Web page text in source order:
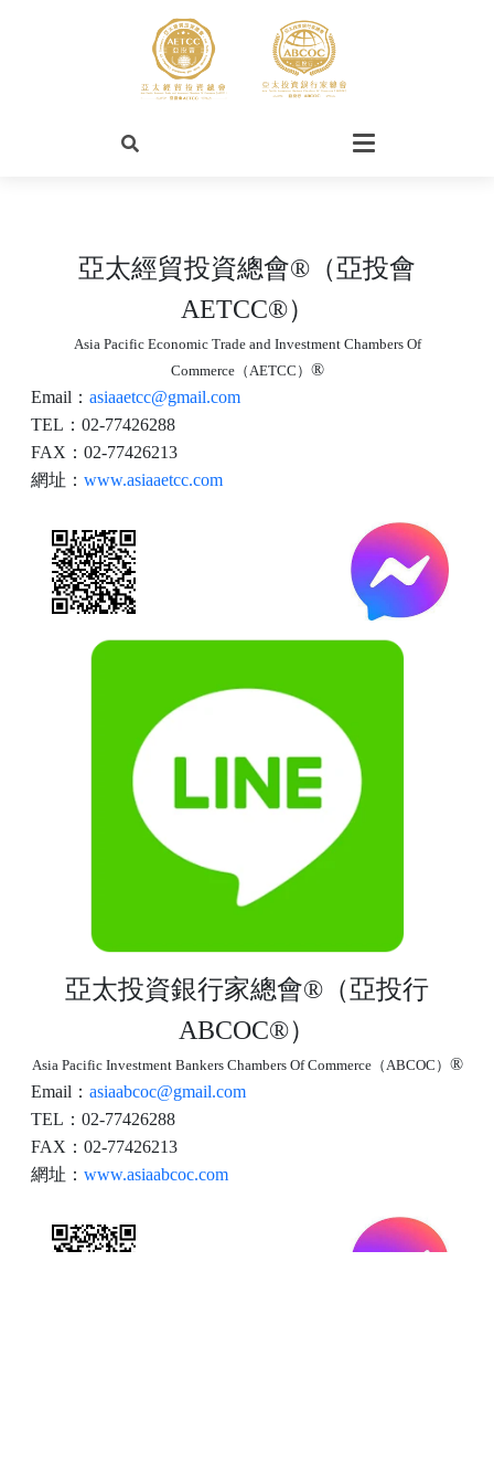
亞太經貿投資總會® （亞投會
AETCC®）
Asia Pacific Economic Trade and Investment Chambers Of
Commerce（AETCC） ®
Email ： asiaaetcc@gmail.com
TEL：02-77426288
FAX：02-77426213
網址： www.asiaaetcc.com
亞太投資銀行家總會® （亞投行
ABCOC®）
Asia Pacific Investment Bankers Chambers Of Commerce（ABCOC） ®
Email ： asiaabcoc@gmail.com
TEL：02-77426288
FAX：02-77426213
網址： www.asiaabcoc.com